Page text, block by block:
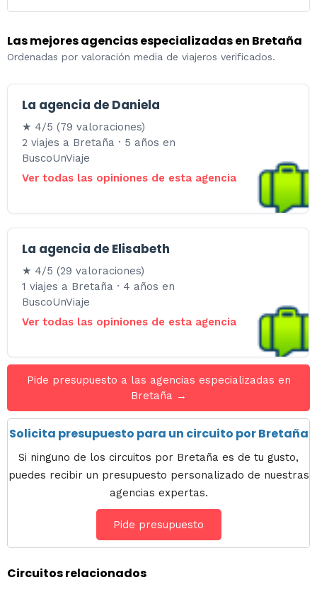
Las mejores agencias especializadas en Bretaña
Ordenadas por valoración media de viajeros verificados.
La agencia de Daniela
★ 4/5 (79 valoraciones)
2 viajes a Bretaña · 5 años en
BuscoUnViaje
Ver todas las opiniones de esta agencia
La agencia de Elisabeth
★ 4/5 (29 valoraciones)
1 viajes a Bretaña · 4 años en
BuscoUnViaje
Ver todas las opiniones de esta agencia
Pide presupuesto a las agencias especializadas en
Bretaña →
Solicita presupuesto para un circuito por Bretaña
Si ninguno de los circuitos por Bretaña es de tu gusto,
puedes recibir un presupuesto personalizado de nuestras
agencias expertas.
Pide presupuesto
Circuitos relacionados